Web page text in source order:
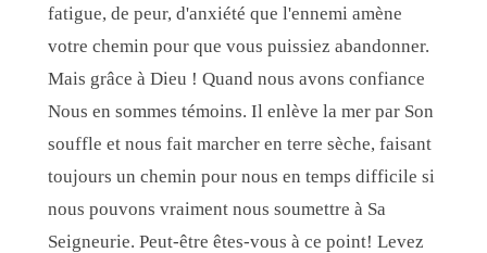
fatigue, de peur, d'anxiété que l'ennemi amène
votre chemin pour que vous puissiez abandonner.
Mais grâce à Dieu ! Quand nous avons confiance
Nous en sommes témoins. Il enlève la mer par Son
souffle et nous fait marcher en terre sèche, faisant
toujours un chemin pour nous en temps difficile si
nous pouvons vraiment nous soumettre à Sa
Seigneurie. Peut-être êtes-vous à ce point! Levez